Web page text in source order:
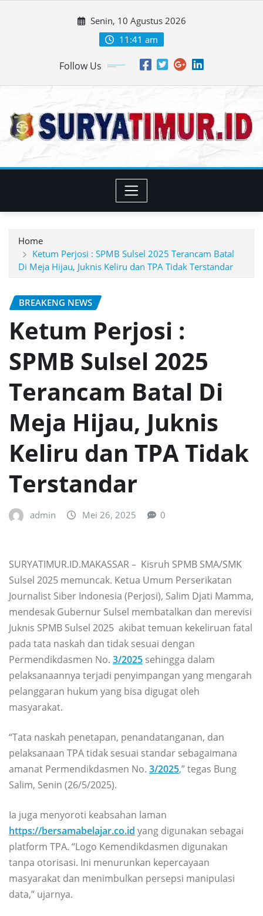
Senin, 10 Agustus 2026
11:41 am
Follow Us
Home
Ketum Perjosi : SPMB Sulsel 2025 Terancam Batal
Di Meja Hijau, Juknis Keliru dan TPA Tidak Terstandar
BREAKENG NEWS
Ketum Perjosi :
SPMB Sulsel 2025
Terancam Batal Di
Meja Hijau, Juknis
Keliru dan TPA Tidak
Terstandar
admin Mei 26, 2025 0
SURYATIMUR.ID.MAKASSAR – Kisruh SPMB SMA/SMK
Sulsel 2025 memuncak. Ketua Umum Perserikatan
Journalist Siber Indonesia (Perjosi), Salim Djati Mamma,
mendesak Gubernur Sulsel membatalkan dan merevisi
Juknis SPMB Sulsel 2025 akibat temuan kekeliruan fatal
pada tata naskah dan tidak sesuai dengan
Permendikdasmen No. 3/2025 sehingga dalam
pelaksanaannya terjadi penyimpangan yang mengarah
pelanggaran hukum yang bisa digugat oleh
masyarakat.
“Tata naskah penetapan, penandatanganan, dan
pelaksanaan TPA tidak sesuai standar sebagaimana
amanat Permendikdasmen No. 3/2025,” tegas Bung
Salim, Senin (26/5/2025).
Ia juga menyoroti keabsahan laman
https://bersamabelajar.co.id yang digunakan sebagai
platform TPA. “Logo Kemendikdasmen digunakan
tanpa otorisasi. Ini menurunkan kepercayaan
masyarakat dan menimbulkan persepsi manipulasi
data,” ujarnya.